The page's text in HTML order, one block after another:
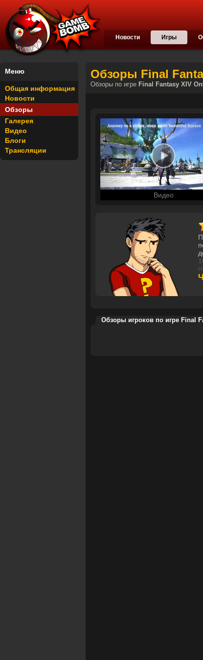
Новости Игры
Меню
Общая информация
Новости
Обзоры
Галерея
Видео
Блоги
Трансляции
Обзоры Final
Обзоры по игре Final Fantasy XIV
Видео
Обзоры игроков по игре Final